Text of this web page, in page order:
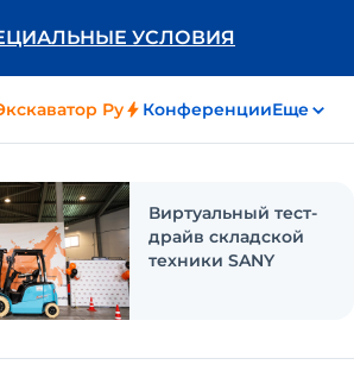
УСЛОВИЯ
Ру КонференцииЕще
Виртуальный тест-
драйв складской
техники SANY